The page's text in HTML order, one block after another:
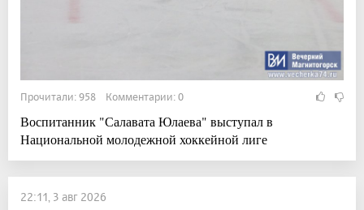
Прочитали: 958 Комментарии: 0
Воспитанник "Салавата Юлаева" выступал в
Национальной молодежной хоккейной лиге
22:11, 3 авг 2026